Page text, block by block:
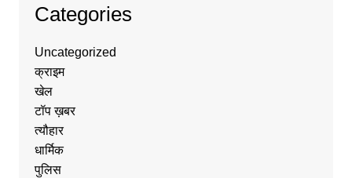
Categories
Uncategorized
क्राइम
खेल
टॉप ख़बर
त्यौहार
धार्मिक
पुलिस